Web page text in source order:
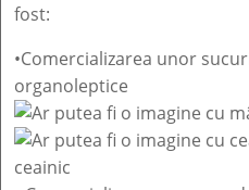
fost:
•Comercializarea unor
organoleptice